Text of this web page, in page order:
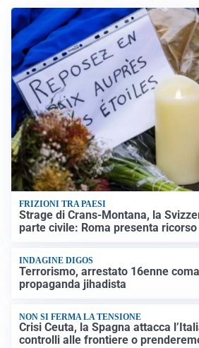
FRIZIONI TRA PAESI
Strage di Crans-Montana, la
parte civile: Roma presenta ricorso
INDAGINE DIGOS
Terrorismo, arrestato 16enne
propaganda jihadista
NON SI FERMA LA TENSIONE
Crisi Ceuta, la Spagna attacca
controlli alle frontiere o